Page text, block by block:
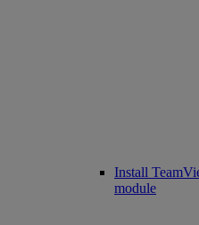
Install
module